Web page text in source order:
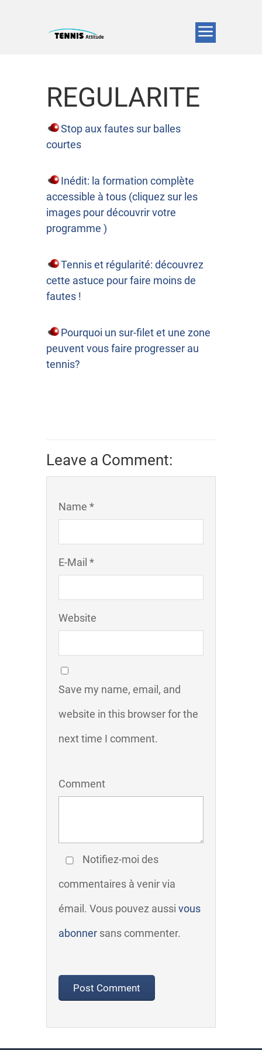
REGULARITE
Stop aux fautes sur balles
courtes
Inédit: la formation complète
accessible à tous (cliquez sur les
images pour découvrir votre
programme )
Tennis et régularité: découvrez
cette astuce pour faire moins de
fautes !
Pourquoi un sur-filet et une zone
peuvent vous faire progresser au
tennis?
Leave a Comment:
Name *
E-Mail *
Website
Save my name, email, and
website in this browser for the
next time I comment.
Comment
Notifiez-moi des
commentaires à venir via
émail. Vous pouvez aussi vous
abonner sans commenter.